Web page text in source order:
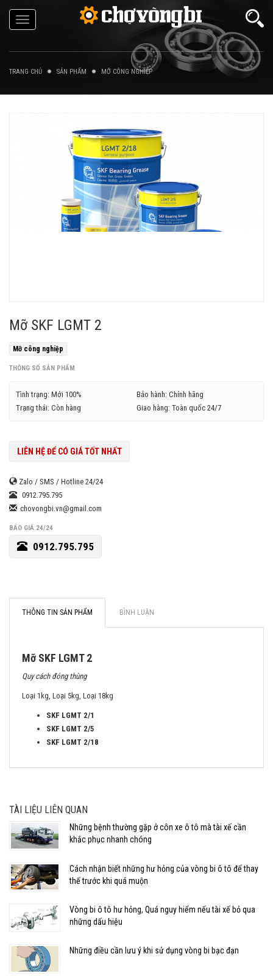
Toggle
navigation
TRANG CHỦ SẢN PHẨM MỠ CÔNG NGHIỆP
Mỡ SKF LGMT 2
Mỡ công nghiệp
THÔNG SỐ SẢN PHẨM
Tình trạng: Mới 100%
Bảo hành: Chính hãng
Trạng thái: Còn hàng
Giao hàng: Toàn quốc 24/7
LIÊN HỆ ĐỂ CÓ GIÁ TỐT NHẤT
Zalo / SMS / Hotline 24/24
0912.795.795
chovongbi.vn@gmail.com
BÁO GIÁ 24/24
0912.795.795
THÔNG TIN SẢN PHẨM BÌNH LUẬN
Mỡ SKF LGMT 2
Quy cách đóng thùng
Loại 1kg, Loại 5kg, Loại 18kg
SKF LGMT 2/1
SKF LGMT 2/5
SKF LGMT 2/18
TÀI LIỆU LIÊN QUAN
Những bệnh thường gặp ở côn xe ô tô mà tài xế cần
khắc phục nhanh chóng
Cách nhận biết những hư hỏng của vòng bi ô tô để thay
thế trước khi quá muộn
Vòng bi ô tô hư hỏng, Quá nguy hiểm nếu tài xế bỏ qua
những dấu hiệu
Những điều cần lưu ý khi sử dụng vòng bi bạc đạn